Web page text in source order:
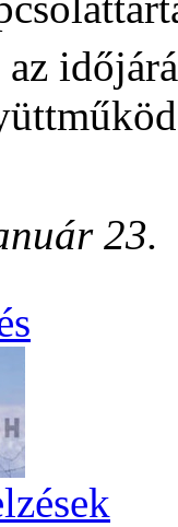
23.